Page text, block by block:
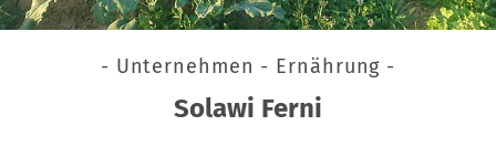
- Unternehmen - Ernährung -
Solawi Ferni